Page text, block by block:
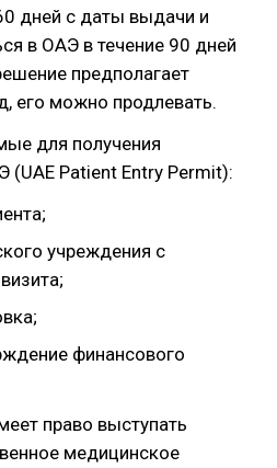
дней с даты выдачи и
в ОАЭ в течение 90 дней
предполагает
его можно продлевать.
для получения
Patient Entry Permit):
учреждения с
финансового
право выступать
медицинское